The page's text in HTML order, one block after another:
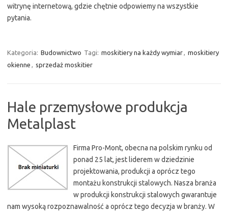
witrynę internetową, gdzie chętnie odpowiemy na wszystkie
pytania.
Kategoria: Budownictwo Tagi: moskitiery na każdy wymiar, moskitiery
okienne , sprzedaż moskitier
Hale przemysłowe produkcja
Metalplast
Firma Pro-Mont, obecna na polskim rynku od
ponad 25 lat, jest liderem w dziedzinie
projektowania, produkcji a oprócz tego
montażu konstrukcji stalowych. Nasza branża
w produkcji konstrukcji stalowych gwarantuje
nam wysoką rozpoznawalność a oprócz tego decyzja w branży. W